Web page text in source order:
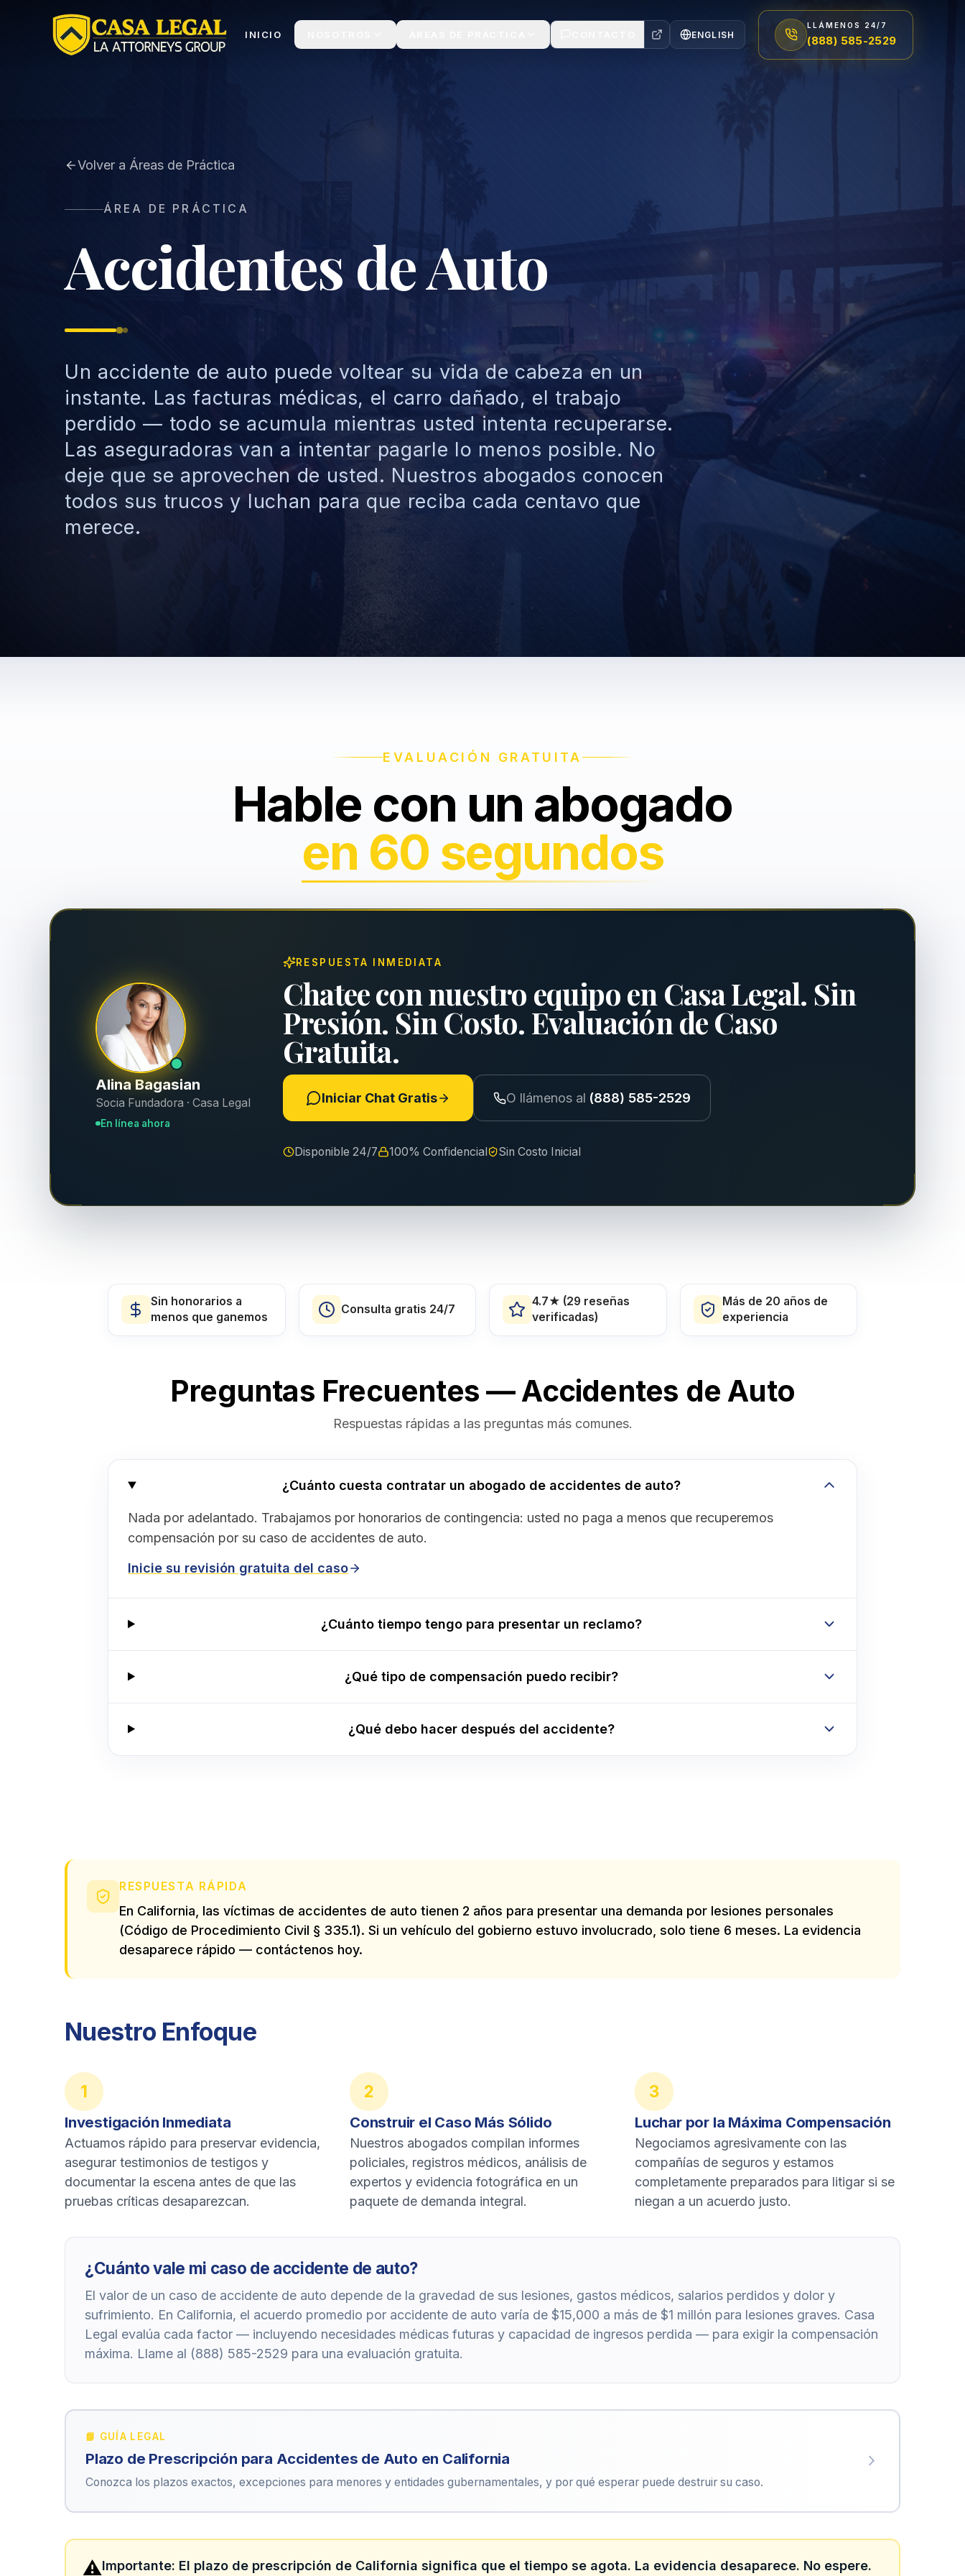
INICIO ENGLISH
LLÁMENOS 24/7
(888) 585-2529
Volver a Áreas de Práctica
ÁREA DE PRÁCTICA
Accidentes de Auto
Un accidente de auto puede voltear su vida de cabeza en un
instante. Las facturas médicas, el carro dañado, el trabajo
perdido — todo se acumula mientras usted intenta recuperarse.
Las aseguradoras van a intentar pagarle lo menos posible. No
deje que se aprovechen de usted. Nuestros abogados conocen
todos sus trucos y luchan para que reciba cada centavo que
merece.
EVALUACIÓN GRATUITA
Hable con un abogado
en 60 segundos
Alina Bagasian
Socia Fundadora · Casa Legal
En línea ahora
RESPUESTA INMEDIATA
Chatee con nuestro equipo en Casa Legal. Sin
Presión. Sin Costo. Evaluación de Caso
Gratuita.
Iniciar Chat Gratis O llámenos al (888) 585-2529
Disponible 24/7 100% Confidencial Sin Costo Inicial
Sin honorarios a
menos que ganemos
Consulta gratis 24/7
4.7★ (29 reseñas
verificadas)
Más de 20 años de
experiencia
Preguntas Frecuentes — Accidentes de Auto
Respuestas rápidas a las preguntas más comunes.
¿Cuánto cuesta contratar un abogado de accidentes de auto?
Nada por adelantado. Trabajamos por honorarios de contingencia: usted no paga a menos que recuperemos
compensación por su caso de accidentes de auto.
Inicie su revisión gratuita del caso
¿Cuánto tiempo tengo para presentar un reclamo?
¿Qué tipo de compensación puedo recibir?
¿Qué debo hacer después del accidente?
RESPUESTA RÁPIDA
En California, las víctimas de accidentes de auto tienen 2 años para presentar una demanda por lesiones personales
(Código de Procedimiento Civil § 335.1). Si un vehículo del gobierno estuvo involucrado, solo tiene 6 meses. La evidencia
desaparece rápido — contáctenos hoy.
Nuestro Enfoque
1
Investigación Inmediata
Actuamos rápido para preservar evidencia,
asegurar testimonios de testigos y
documentar la escena antes de que las
pruebas críticas desaparezcan.
2
Construir el Caso Más Sólido
Nuestros abogados compilan informes
policiales, registros médicos, análisis de
expertos y evidencia fotográfica en un
paquete de demanda integral.
3
Luchar por la Máxima Compensación
Negociamos agresivamente con las
compañías de seguros y estamos
completamente preparados para litigar si se
niegan a un acuerdo justo.
¿Cuánto vale mi caso de accidente de auto?
El valor de un caso de accidente de auto depende de la gravedad de sus lesiones, gastos médicos, salarios perdidos y dolor y
sufrimiento. En California, el acuerdo promedio por accidente de auto varía de $15,000 a más de $1 millón para lesiones graves. Casa
Legal evalúa cada factor — incluyendo necesidades médicas futuras y capacidad de ingresos perdida — para exigir la compensación
máxima. Llame al (888) 585-2529 para una evaluación gratuita.
📘 GUÍA LEGAL
Plazo de Prescripción para Accidentes de Auto en California
Conozca los plazos exactos, excepciones para menores y entidades gubernamentales, y por qué esperar puede destruir su caso.
⚠️Importante: El plazo de prescripción de California significa que el tiempo se agota. La evidencia desaparece. No espere.